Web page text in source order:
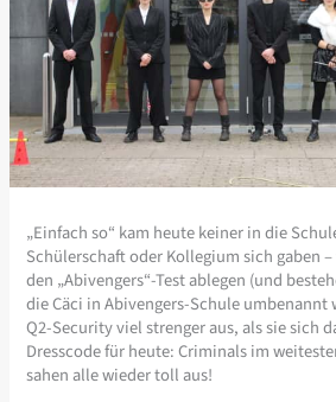
„Einfach so“ kam heute keiner in die
Schülerschaft oder Kollegium sich gaben
den „Abivengers“-Test ablegen (und
die Cäci in Abivengers-Schule umbenannt
Q2-Security viel strenger aus, als sie sich
Dresscode für heute: Criminals im
sahen alle wieder toll aus!